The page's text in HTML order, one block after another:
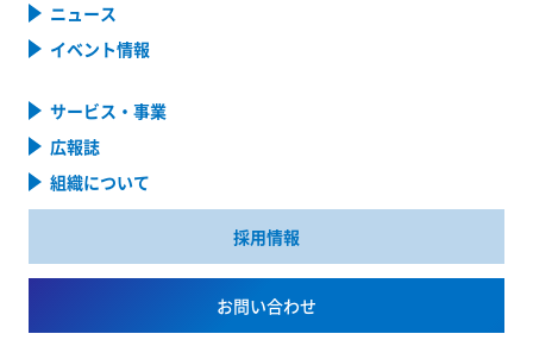
ニュース
イベント情報
サービス・事業
広報誌
組織について
採用情報
お問い合わせ